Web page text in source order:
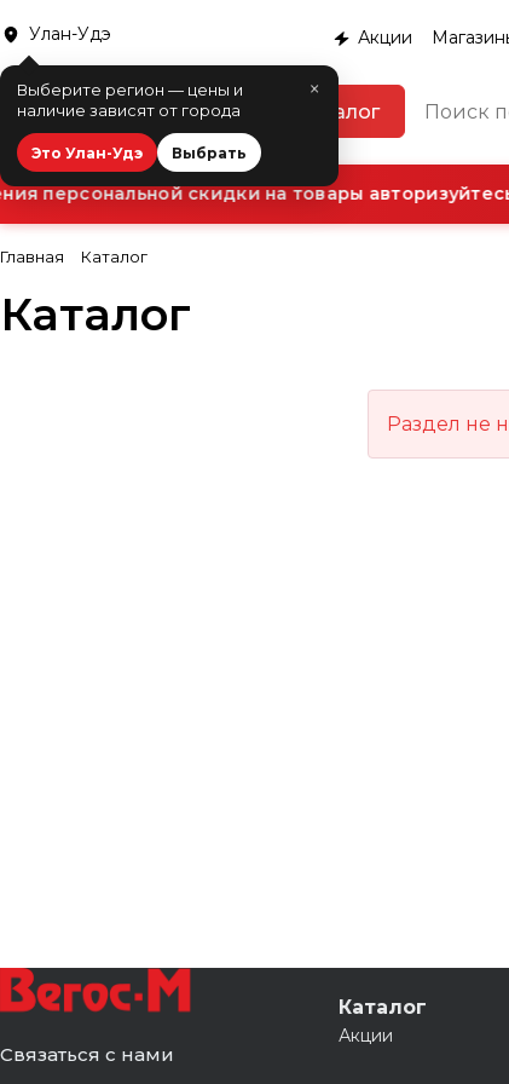
Улан-Удэ
×
Выберите регион — цены и
наличие зависят от города
Это Улан-Удэ Выбрать
Акции
Каталог
персональной скидки на товары
Главная Каталог
Каталог
Раздел не
Связаться с нами
Каталог
Акции